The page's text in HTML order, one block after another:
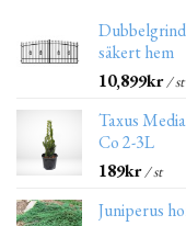
säkert hem
10,899kr/ st
Taxus
Co 2-3L
189kr/ st
Juniperus